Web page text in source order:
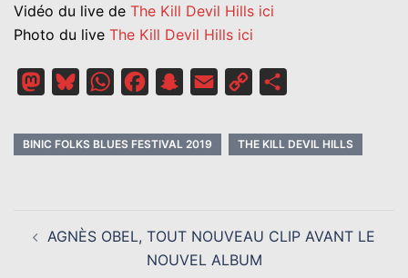
Vidéo du live de The Kill Devil Hills ici
Photo du live The Kill Devil Hills ici
MastodonBlueskyWhatsAppFacebookSnapchat
Email
Copy
BINIC FOLKS BLUES FESTIVAL 2019 THE KILL DEVIL HILLS
NAVIGATION
D’ARTICLE
AGNÈS OBEL, TOUT NOUVEAU CLIP AVANT LE
NOUVEL ALBUM